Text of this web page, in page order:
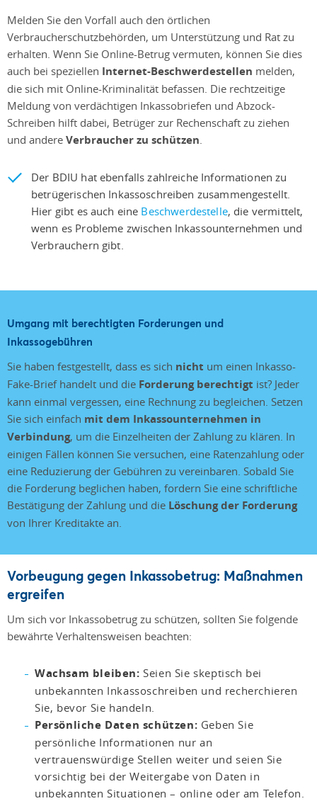
Melden Sie den Vorfall auch den örtlichen
Verbraucherschutzbehörden, um Unterstützung und Rat zu
erhalten. Wenn Sie Online-Betrug vermuten, können Sie dies
auch bei speziellen Internet-Beschwerdestellen melden,
die sich mit Online-Kriminalität befassen. Die rechtzeitige
Meldung von verdächtigen Inkassobriefen und Abzock-
Schreiben hilft dabei, Betrüger zur Rechenschaft zu ziehen
und andere Verbraucher zu schützen.
Der BDIU hat ebenfalls zahlreiche Informationen zu
betrügerischen Inkassoschreiben zusammengestellt.
Hier gibt es auch eine Beschwerdestelle, die vermittelt,
wenn es Probleme zwischen Inkassounternehmen und
Verbrauchern gibt.
Umgang mit berechtigten Forderungen und
Inkassogebühren
Sie haben festgestellt, dass es sich nicht um einen Inkasso-
Fake-Brief handelt und die Forderung berechtigt ist? Jeder
kann einmal vergessen, eine Rechnung zu begleichen. Setzen
Sie sich einfach mit dem Inkassounternehmen in
Verbindung, um die Einzelheiten der Zahlung zu klären. In
einigen Fällen können Sie versuchen, eine Ratenzahlung oder
eine Reduzierung der Gebühren zu vereinbaren. Sobald Sie
die Forderung beglichen haben, fordern Sie eine schriftliche
Bestätigung der Zahlung und die Löschung der Forderung
von Ihrer Kreditakte an.
Vorbeugung gegen Inkassobetrug: Maßnahmen
ergreifen
Um sich vor Inkassobetrug zu schützen, sollten Sie folgende
bewährte Verhaltensweisen beachten:
Wachsam bleiben: Seien Sie skeptisch bei
unbekannten Inkassoschreiben und recherchieren
Sie, bevor Sie handeln.
Persönliche Daten schützen: Geben Sie
persönliche Informationen nur an
vertrauenswürdige Stellen weiter und seien Sie
vorsichtig bei der Weitergabe von Daten in
unbekannten Situationen – online oder am Telefon.